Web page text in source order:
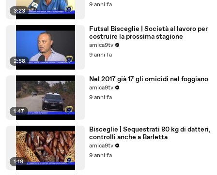
3:23
9 anni fa
2:58
Futsal Bisceglie | Società al lavoro per
costruire la prossima stagione
amica9tv
9 anni fa
1:47
Nel 2017 già 17 gli omicidi nel foggiano
amica9tv
9 anni fa
1:19
Bisceglie | Sequestrati 80 kg di datteri,
controlli anche a Barletta
amica9tv
9 anni fa